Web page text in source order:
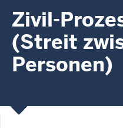
Zivil-
(Streit
Personen)